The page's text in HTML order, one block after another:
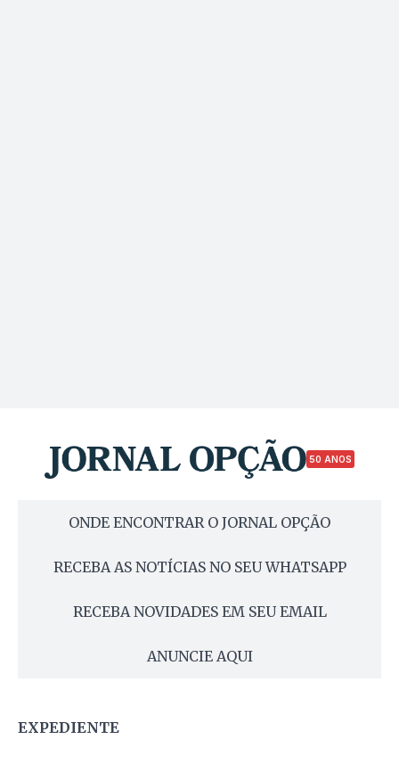
50 ANOS
ONDE ENCONTRAR O JORNAL OPÇÃO
RECEBA AS NOTÍCIAS NO SEU WHATSAPP
RECEBA NOVIDADES EM SEU EMAIL
ANUNCIE AQUI
EXPEDIENTE